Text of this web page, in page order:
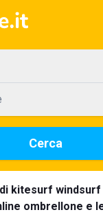
Cerca
kitesurf windsurf
ombrellone e